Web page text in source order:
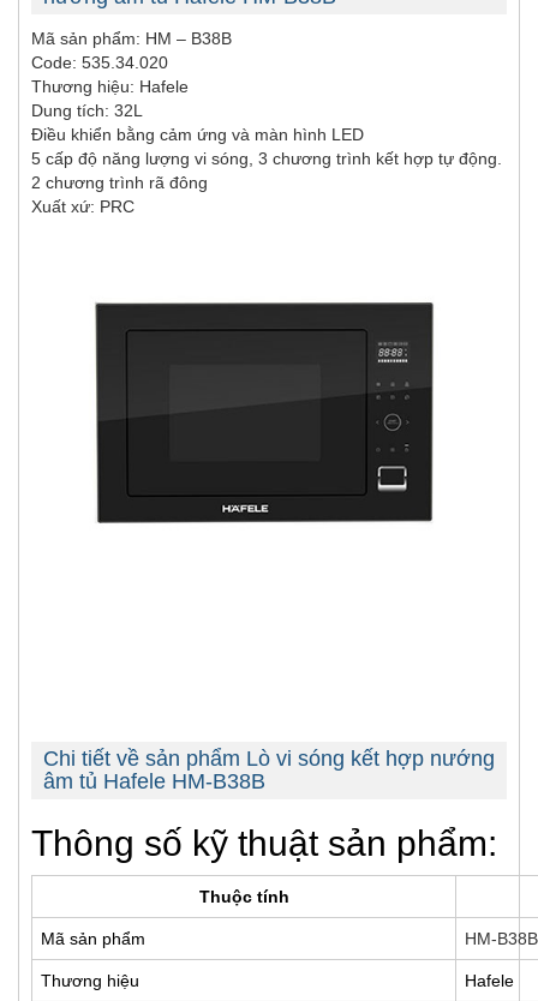
Mã sản phẩm: HM – B38B
Code: 535.34.020
Thương hiệu: Hafele
Dung tích: 32L
Điều khiển bằng cảm ứng và màn hình LED
5 cấp độ năng lượng vi sóng, 3 chương trình kết hợp tự động.
2 chương trình rã đông
Xuất xứ: PRC
Chi tiết về sản phẩm Lò vi sóng kết hợp nướng
âm tủ Hafele HM-B38B
Thông số kỹ thuật sản phẩm:
Thuộc tính
Mã sản phẩm HM-
Thương hiệu Hafele